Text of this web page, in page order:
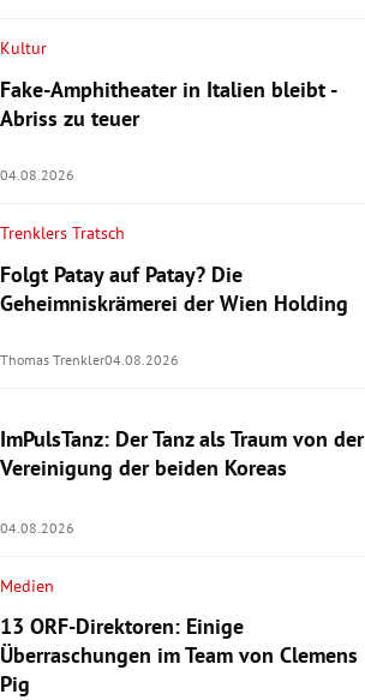
Kultur
Fake-Amphitheater in Italien bleibt -
Abriss zu teuer
04.08.2026
Trenklers Tratsch
Folgt Patay auf Patay? Die
Geheimniskrämerei der Wien Holding
Thomas Trenkler04.08.2026
ImPulsTanz: Der Tanz als Traum von der
Vereinigung der beiden Koreas
04.08.2026
Medien
13 ORF-Direktoren: Einige
Überraschungen im Team von Clemens
Pig